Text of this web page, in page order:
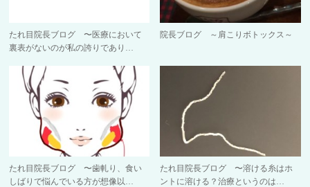
たれ目院長ブログ 〜医療において
裏表がないのが私の誇りであり…
院長ブログ ～肩こりボトックス～
たれ目院長ブログ 〜歯軋り、食い
しばりで悩んでいる方が想像以…
たれ目院長ブログ 〜溶ける糸はホ
ントに溶ける？治療というのは…